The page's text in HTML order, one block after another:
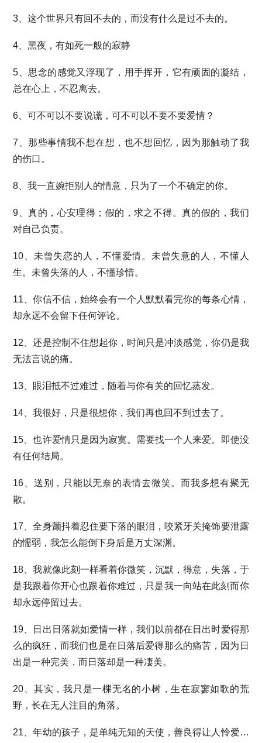
3、这个世界只有回不去的，而没有什么是过不去的。
4、黑夜，有如死一般的寂静
5、思念的感觉又浮现了，用手挥开，它有顽固的凝结，
总在心上，不忍离去。
6、可不可以不要说谎，可不可以不要不要爱情？
7、那些事情我不想在想，也不想回忆，因为那触动了我
的伤口。
8、我一直婉拒别人的情意，只为了一个不确定的你。
9、真的，心安理得；假的，求之不得。真的假的，我们
对自己负责。
10、未曾失恋的人，不懂爱情。未曾失意的人，不懂人
生。未曾失落的人，不懂珍惜。
11、你信不信，始终会有一个人默默看完你的每条心情，
却永远不会留下任何评论。
12、还是控制不住想起你，时间只是冲淡感觉，你仍是我
无法言说的痛。
13、眼泪抵不过难过，随着与你有关的回忆蒸发。
14、我很好，只是很想你，我们再也回不到过去了。
15、也许爱情只是因为寂寞。需要找一个人来爱。即使没
有任何结局。
16、送别，只能以无奈的表情去微笑。而我多想有聚无
散。
17、全身颤抖着忍住要下落的眼泪，咬紧牙关掩饰要泄露
的懦弱，我怎么能倒下身后是万丈深渊。
18、我就像此刻一样看着你微笑，沉默，得意，失落，于
是我跟着你开心也跟着你难过，只是我一向站在此刻而你
却永远停留过去。
19、日出日落就如爱情一样，我们以前都在日出时爱得那
么的疯狂，而我们也是在日落后爱得那么的痛苦，因为日
出是一种完美，而日落却是一种凄美。
20、其实，我只是一棵无名的小树，生在寂寥如歌的荒
野，长在无人注目的角落。
21、年幼的孩子，是单纯无知的天使，善良得让人怜爱…